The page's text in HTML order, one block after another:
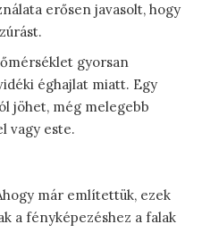
erősen javasolt, hogy
gyorsan
éghajlat miatt. Egy
jöhet, még melegebb
vagy este.
már említettük, ezek
a fényképezéshez a falak